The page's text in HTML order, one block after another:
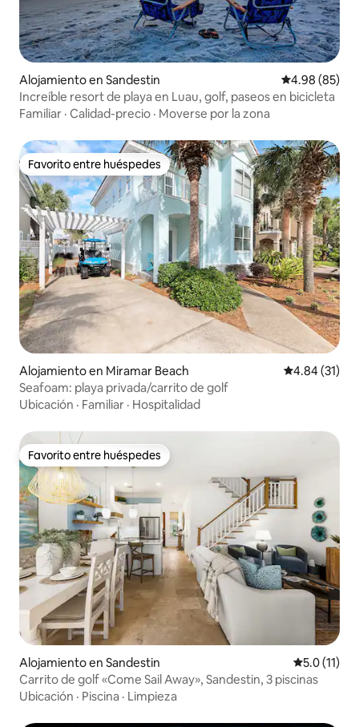
Alojamiento en Sandestin Calificación
4.98 (85)
Increíble resort de playa en Luau, golf, paseos en bicicleta
Familiar · Calidad-precio · Moverse por la zona
Favorito entre huéspedes
Favorito entre huéspedes
Alojamiento en Miramar Beach Calificación
4.84 (31)
Seafoam: playa privada/carrito de golf
Ubicación · Familiar · Hospitalidad
Favorito entre huéspedes
Favorito entre huéspedes
Alojamiento en Sandestin Calificación
5.0 (11)
Carrito de golf «Come Sail Away», Sandestin, 3 piscinas
Ubicación · Piscina · Limpieza